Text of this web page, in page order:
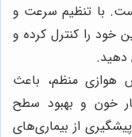
با تنظیم سرعت و
خود را کنترل کرده و
دهید.
هوازی منظم، باعث
خون و بهبود سطح
از بیماری‌های